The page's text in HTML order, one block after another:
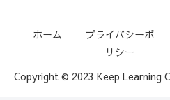
ホーム
プライバシーポ
リシー
Copyright © 2023 Keep Learning